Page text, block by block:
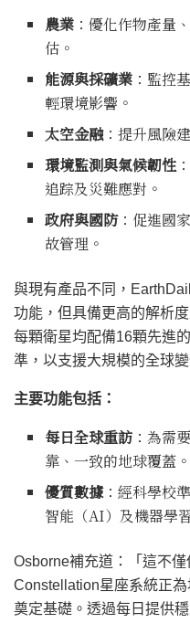
農業 ：優化作物產量
估。
能源與採礦業 ：監控
輕環境影響。
太空金融：提升風險
環境監測與氣候韌性
追踪及災難應對。
政府與國防：促進國
故管理。
與現有產品不同，
功能，但具備更高的解析
每顆衛星均配備16顆先進
準，以支援大規模的全球變
主要功能包括：
每日全球重訪 ：為需
靠、一致的地球覆蓋。
優質數據：經科學校
智能（AI）及機器學
Osborne補充道：「這不
Constellation星座系統正
奠定基礎。透過每日提供